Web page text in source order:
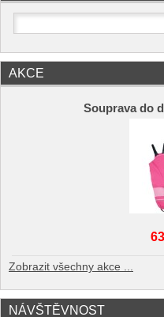
AKCE
Souprava do
Zobrazit všechny akce ...
NÁVŠTĚVNOST